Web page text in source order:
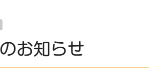
お知らせ